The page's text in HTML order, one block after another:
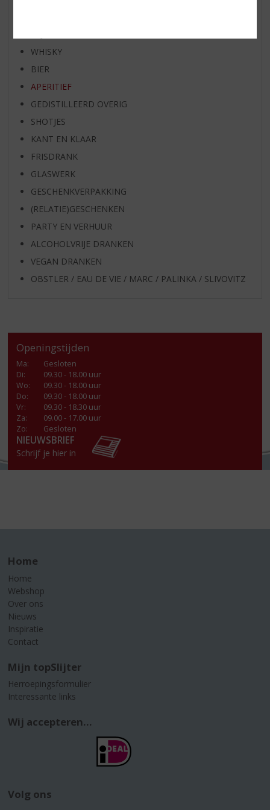
WHISKY
BIER
APERITIEF
GEDISTILLEERD OVERIG
SHOTJES
KANT EN KLAAR
FRISDRANK
GLASWERK
GESCHENKVERPAKKING
(RELATIE)GESCHENKEN
PARTY EN VERHUUR
ALCOHOLVRIJE DRANKEN
VEGAN DRANKEN
OBSTLER / EAU DE VIE / MARC / PALINKA / SLIVOVITZ
Openingstijden
Ma:
Gesloten
Di:
09.30 - 18.00 uur
Wo:
09.30 - 18.00 uur
Do:
09.30 - 18.00 uur
Vr:
09.30 - 18.30 uur
Za:
09.00 - 17.00 uur
Zo:
Gesloten
NIEUWSBRIEF
Schrijf je hier in
Home
Home
Webshop
Over ons
Nieuws
Inspiratie
Contact
Mijn topSlijter
Herroepingsformulier
Interessante links
Wij accepteren...
Volg ons